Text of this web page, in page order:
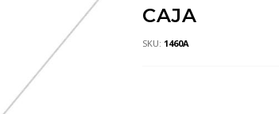
CAJA
SKU: 1460A